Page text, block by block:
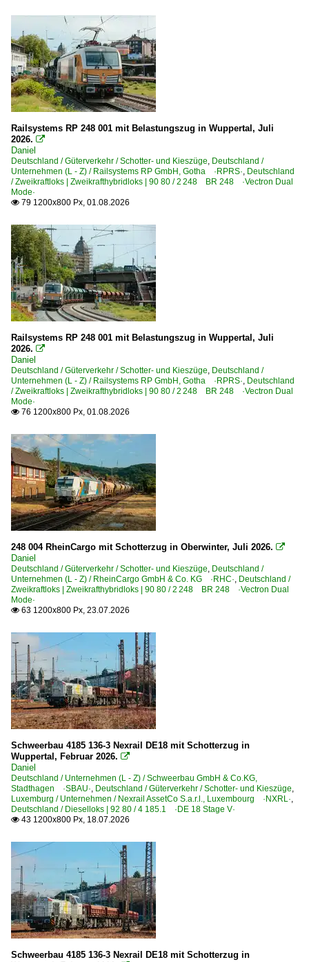
Telegrafenleitungen
Dieselloks | 92 80
1 202 BR 202 DR 112 · DR 110 DR V 100.1
1 203 BR 203 DR 110 Umbau DR V 100.1 Private
1 211 BR 211 DB V 100.10 Private
1 212 BR 212 DB V 100.20
1 212 BR 212 DB V 100.20 Private
1 213 BR 213 DB V 100.23 Steilstreckenlok
1 215 BR 215 DB V 163
1 215 BR 215 DB V 163 Private
1 216 BR 216 DB V 160
1 217 BR 217 DB V 162
1 218 BR 218
1 218 BR 218 Private
1 223 BR 223 · BR 253 · DE 2000 ·ER20·
1 225 BR 225 Umbau BR 215 Private
1 225 BR 225.8 ex BR 218 Vorserie
1 225 BR 225.8 ex BR 218 Vorserie Private
1 227 BR 227 ·NoHAB AA16· 'V 170'
1 228 BR 228 · DR 118 DR V 180
1 229 BR 229 · DR 229 Umbau Krupp
1 231 BR 231 DR 131
1 233 BR 233 Umbau DB 232 'Ludmilla'
1 234 BR 234 DR 132
1 247 BR 247 ·Vectron DE· Private
1 250 BR 250 ·DE-AC33C· 'Tiger'
1 251 BR 251 DE 2700 Umbau NSB Di 6
1 261 BR 261 · BR 260 ·Gravita 10 BB·
1 263 BR 263 ·Maxima 30 CC·
1 264 BR 264 ·Maxima 40 CC·
1 266 BR 266 ·JT42CWR(M/-T1)· Class 66
1 266 BR 266.4 · BR 247 ·JT42CWRM·
1 271 BR 271 ·G 1000 BB·
1 272 BR 272 ·G 2000-3 BB·
1 275 BR 275 ·G 1206·
1 276 BR 276 ·G 1206·
1 277 BR 277 ·G 1700, G 1700-2 BB·
1 285 BR 285 ·Traxx DE·
1 293 BR 293 DR V 100
4 120 ·G 12·
Railsystems RP 248 001 mit Belastungszug in Wuppertal, Juli
2026. 
Daniel
Deutschland / Güterverkehr / Schotter- und Kieszüge, Deutschland /
Unternehmen (L - Z) / Railsystems RP GmbH, Gotha ·RPRS·, Deutschland
/ Zweikraftloks | Zweikrafthybridloks | 90 80 / 2 248 BR 248 ·Vectron Dual
Mode·
 79 1200x800 Px, 01.08.2026
Railsystems RP 248 001 mit Belastungszug in Wuppertal, Juli
2026. 
Daniel
Deutschland / Güterverkehr / Schotter- und Kieszüge, Deutschland /
Unternehmen (L - Z) / Railsystems RP GmbH, Gotha ·RPRS·, Deutschland
/ Zweikraftloks | Zweikrafthybridloks | 90 80 / 2 248 BR 248 ·Vectron Dual
Mode·
 76 1200x800 Px, 01.08.2026
248 004 RheinCargo mit Schotterzug in Oberwinter, Juli 2026. 
Daniel
Deutschland / Güterverkehr / Schotter- und Kieszüge, Deutschland /
Unternehmen (L - Z) / RheinCargo GmbH & Co. KG ·RHC·, Deutschland /
Zweikraftloks | Zweikrafthybridloks | 90 80 / 2 248 BR 248 ·Vectron Dual
Mode·
 63 1200x800 Px, 23.07.2026
Schweerbau 4185 136-3 Nexrail DE18 mit Schotterzug in
Wuppertal, Februar 2026. 
Daniel
Deutschland / Unternehmen (L - Z) / Schweerbau GmbH & Co.KG,
Stadthagen ·SBAU·, Deutschland / Güterverkehr / Schotter- und Kieszüge,
Luxemburg / Unternehmen / Nexrail AssetCo S.a.r.l., Luxembourg ·NXRL·,
Deutschland / Dieselloks | 92 80 / 4 185.1 ·DE 18 Stage V·
 43 1200x800 Px, 18.07.2026
Schweerbau 4185 136-3 Nexrail DE18 mit Schotterzug in